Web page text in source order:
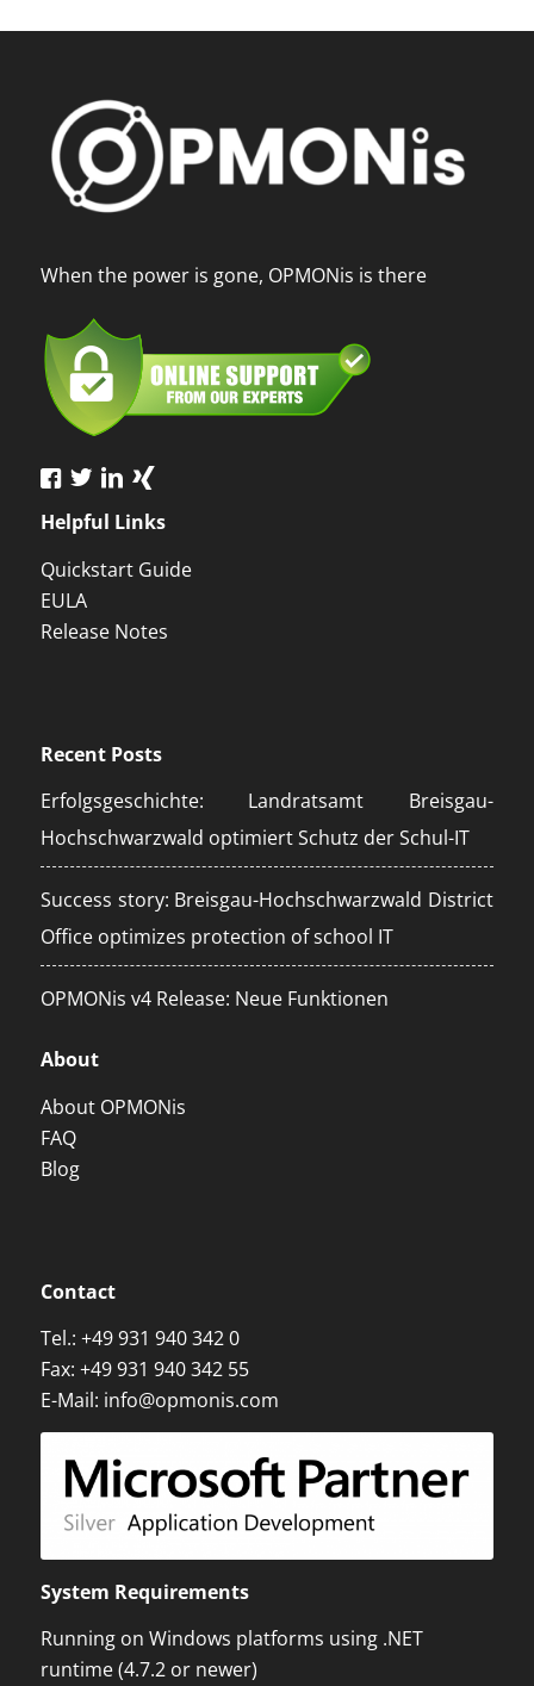
When the power is gone, OPMONis is there
Helpful Links
Quickstart Guide
EULA
Release Notes
Recent Posts
Erfolgsgeschichte: Landratsamt Breisgau-
Hochschwarzwald optimiert Schutz der Schul-IT
Success story: Breisgau-Hochschwarzwald District
Office optimizes protection of school IT
OPMONis v4 Release: Neue Funktionen
About
About OPMONis
FAQ
Blog
Contact
Tel.: +49 931 940 342 0
Fax: +49 931 940 342 55
E-Mail: info@opmonis.com
System Requirements
Running on Windows platforms using .NET
runtime (4.7.2 or newer)